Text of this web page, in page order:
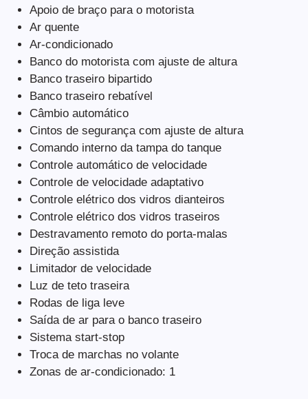
Apoio de braço para o motorista
Ar quente
Ar-condicionado
Banco do motorista com ajuste de altura
Banco traseiro bipartido
Banco traseiro rebatível
Câmbio automático
Cintos de segurança com ajuste de altura
Comando interno da tampa do tanque
Controle automático de velocidade
Controle de velocidade adaptativo
Controle elétrico dos vidros dianteiros
Controle elétrico dos vidros traseiros
Destravamento remoto do porta-malas
Direção assistida
Limitador de velocidade
Luz de teto traseira
Rodas de liga leve
Saída de ar para o banco traseiro
Sistema start-stop
Troca de marchas no volante
Zonas de ar-condicionado: 1